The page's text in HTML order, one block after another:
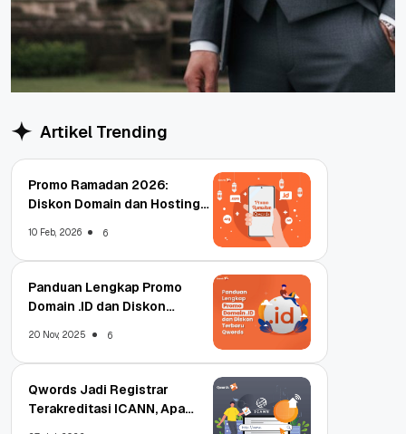
Artikel Trending
Promo Ramadan 2026:
Diskon Domain dan Hosting
10 Feb, 2026 6
Panduan Lengkap Promo
Domain .ID dan Diskon
20 Nov, 2025 6
Qwords Jadi Registrar
Terakreditasi ICANN, Apa